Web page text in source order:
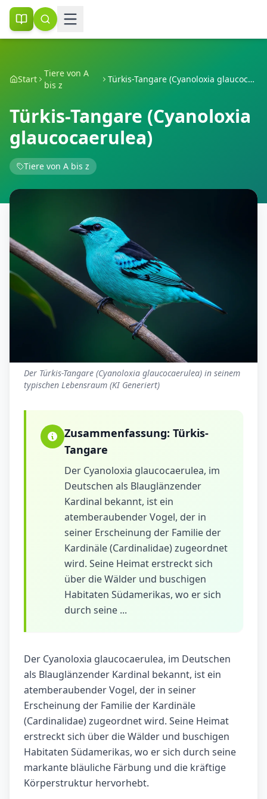
Start
Tiere von A
bis z
Türkis-Tangare (Cyanoloxia glaucocaerulea)
Türkis-Tangare (Cyanoloxia
glaucocaerulea)
Tiere von A bis z
Der Türkis-Tangare (Cyanoloxia glaucocaerulea) in seinem
typischen Lebensraum (KI Generiert)
Zusammenfassung: Türkis-
Tangare
Der Cyanoloxia glaucocaerulea, im
Deutschen als Blauglänzender
Kardinal bekannt, ist ein
atemberaubender Vogel, der in
seiner Erscheinung der Familie der
Kardinäle (Cardinalidae) zugeordnet
wird. Seine Heimat erstreckt sich
über die Wälder und buschigen
Habitaten Südamerikas, wo er sich
durch seine ...
Der Cyanoloxia glaucocaerulea, im Deutschen
als Blauglänzender Kardinal bekannt, ist ein
atemberaubender Vogel, der in seiner
Erscheinung der Familie der Kardinäle
(Cardinalidae) zugeordnet wird. Seine Heimat
erstreckt sich über die Wälder und buschigen
Habitaten Südamerikas, wo er sich durch seine
markante bläuliche Färbung und die kräftige
Körperstruktur hervorhebt.